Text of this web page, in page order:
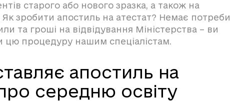
старого або нового зразка, а також на
зробити апостиль на атестат? Немає потреби
та гроші на відвідування Міністерства – ви
цю процедуру нашим спеціалістам.
апостиль на
середню освіту